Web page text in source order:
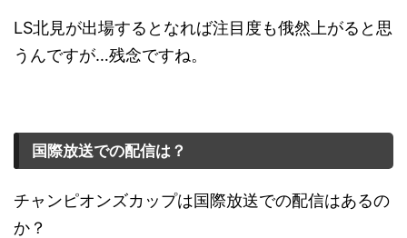
LS北見が出場するとなれば注目度も俄然上がると思
うんですが…残念ですね。
国際放送での配信は？
チャンピオンズカップは国際放送での配信はあるの
か？